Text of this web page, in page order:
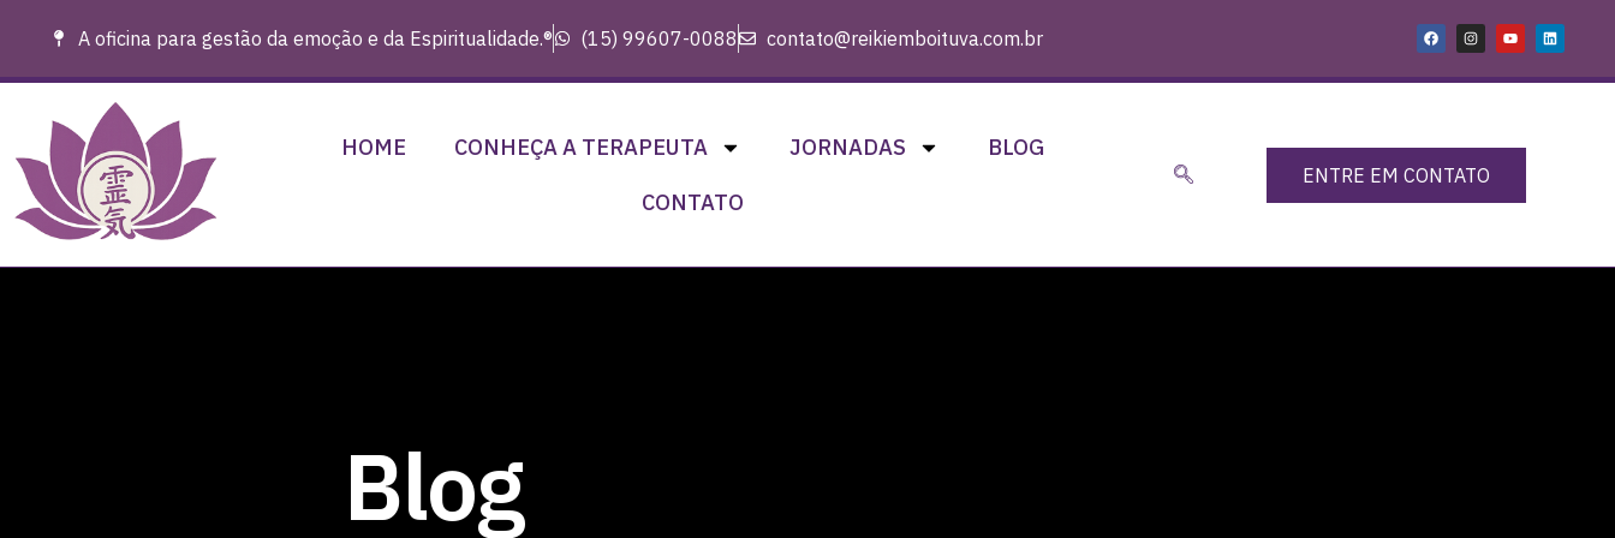
A oficina para gestão da emoção e da Espiritualidade.® (15) 99607-0088 contato@reikiemboituva.com.br
HOME CONHEÇA A TERAPEUTA JORNADAS
BLOG
CONTATO
ENTRE EM CONTATO
Blog